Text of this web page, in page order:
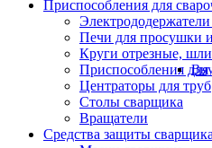
Приспособления для
Печи для просушки
Круги отрезные,
Приспособления для
Центраторы для труб
Столы сварщика
Вращатели
Средства защиты сварщика